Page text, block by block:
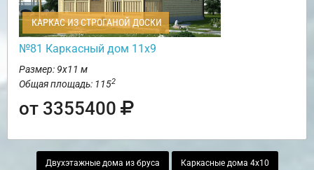
КАРКАС ИЗ СТРОГАНОЙ ДОСКИ
№81 Каркасный дом 11х9
Размер: 9х11 м
Общая площадь: 1152
от 3355400
Двухэтажные дома из бруса Каркасные дома 4х10